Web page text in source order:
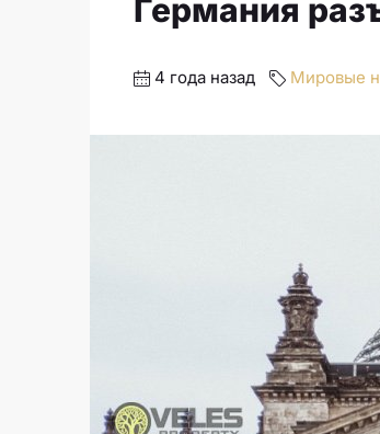
Германия
4 года назад Мировые